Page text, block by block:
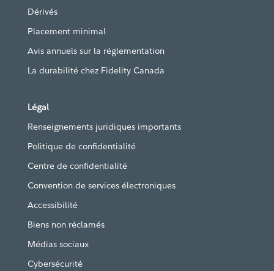
Dérivés
Placement minimal
Avis annuels sur la réglementation
La durabilité chez Fidelity Canada
Légal
Renseignements juridiques importants
Politique de confidentialité
Centre de confidentialité
Convention de services électroniques
Accessibilité
Biens non réclamés
Médias sociaux
Cybersécurité